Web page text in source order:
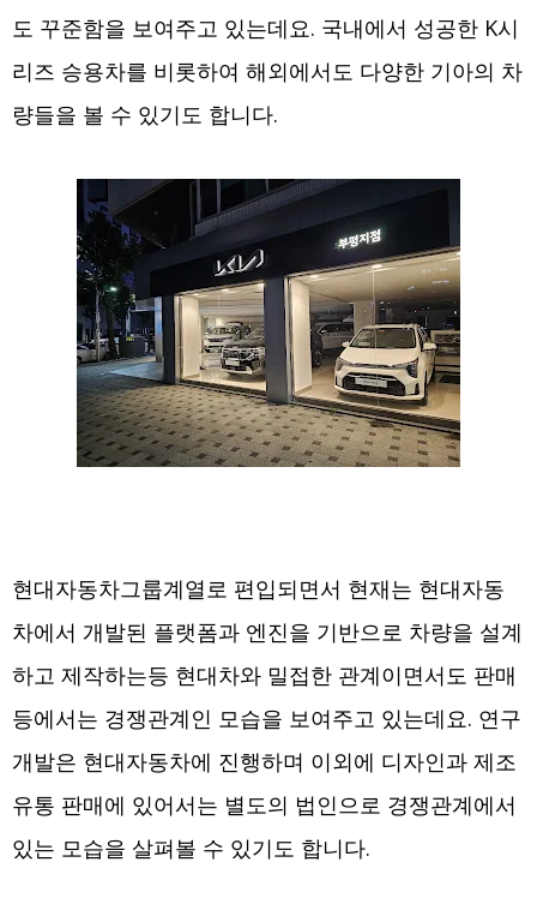
도 꾸준함을 보여주고 있는데요. 국내에서 성공한 K시
리즈 승용차를 비롯하여 해외에서도 다양한 기아의 차
량들을 볼 수 있기도 합니다.
현대자동차그룹계열로 편입되면서 현재는 현대자동
차에서 개발된 플랫폼과 엔진을 기반으로 차량을 설계
하고 제작하는등 현대차와 밀접한 관계이면서도 판매
등에서는 경쟁관계인 모습을 보여주고 있는데요. 연구
개발은 현대자동차에 진행하며 이외에 디자인과 제조
유통 판매에 있어서는 별도의 법인으로 경쟁관계에서
있는 모습을 살펴볼 수 있기도 합니다.